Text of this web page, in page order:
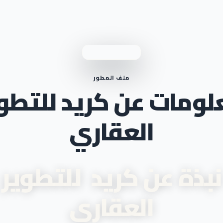
ملف المطور
عن كريد
العقاري
نبذة عن كريد للتطوير
العقاري